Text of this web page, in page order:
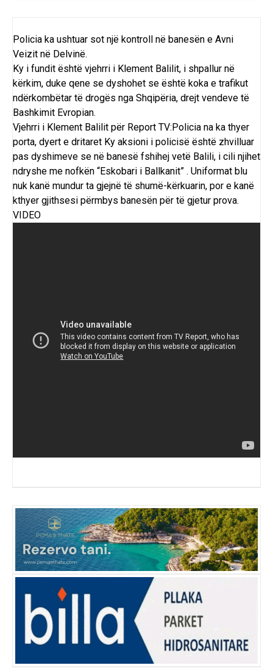
Policia ka ushtuar sot një kontroll në banesën e Avni
Veizit në Delvinë.
Ky i fundit është vjehrri i Klement Balilit, i shpallur në
kërkim, duke qene se dyshohet se është koka e trafikut
ndërkombëtar të drogës nga Shqipëria, drejt vendeve të
Bashkimit Evropian.
Vjehrri i Klement Balilit për Report TV:Policia na ka thyer
porta, dyert e dritaret Ky aksioni i policisë është zhvilluar
pas dyshimeve se në banesë fshihej vetë Balili, i cili njihet
ndryshe me nofkën “Eskobari i Ballkanit” . Uniformat blu
nuk kanë mundur ta gjejnë të shumë-kërkuarin, por e kanë
kthyer gjithsesi përmbys banesën për të gjetur prova.
VIDEO